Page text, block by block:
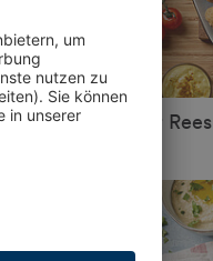
© Peter Rees